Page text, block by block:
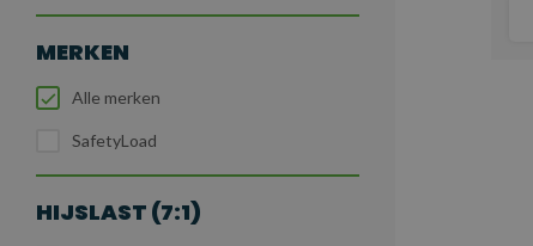
MERKEN
Alle merken
SafetyLoad
HIJSLAST (7:1)